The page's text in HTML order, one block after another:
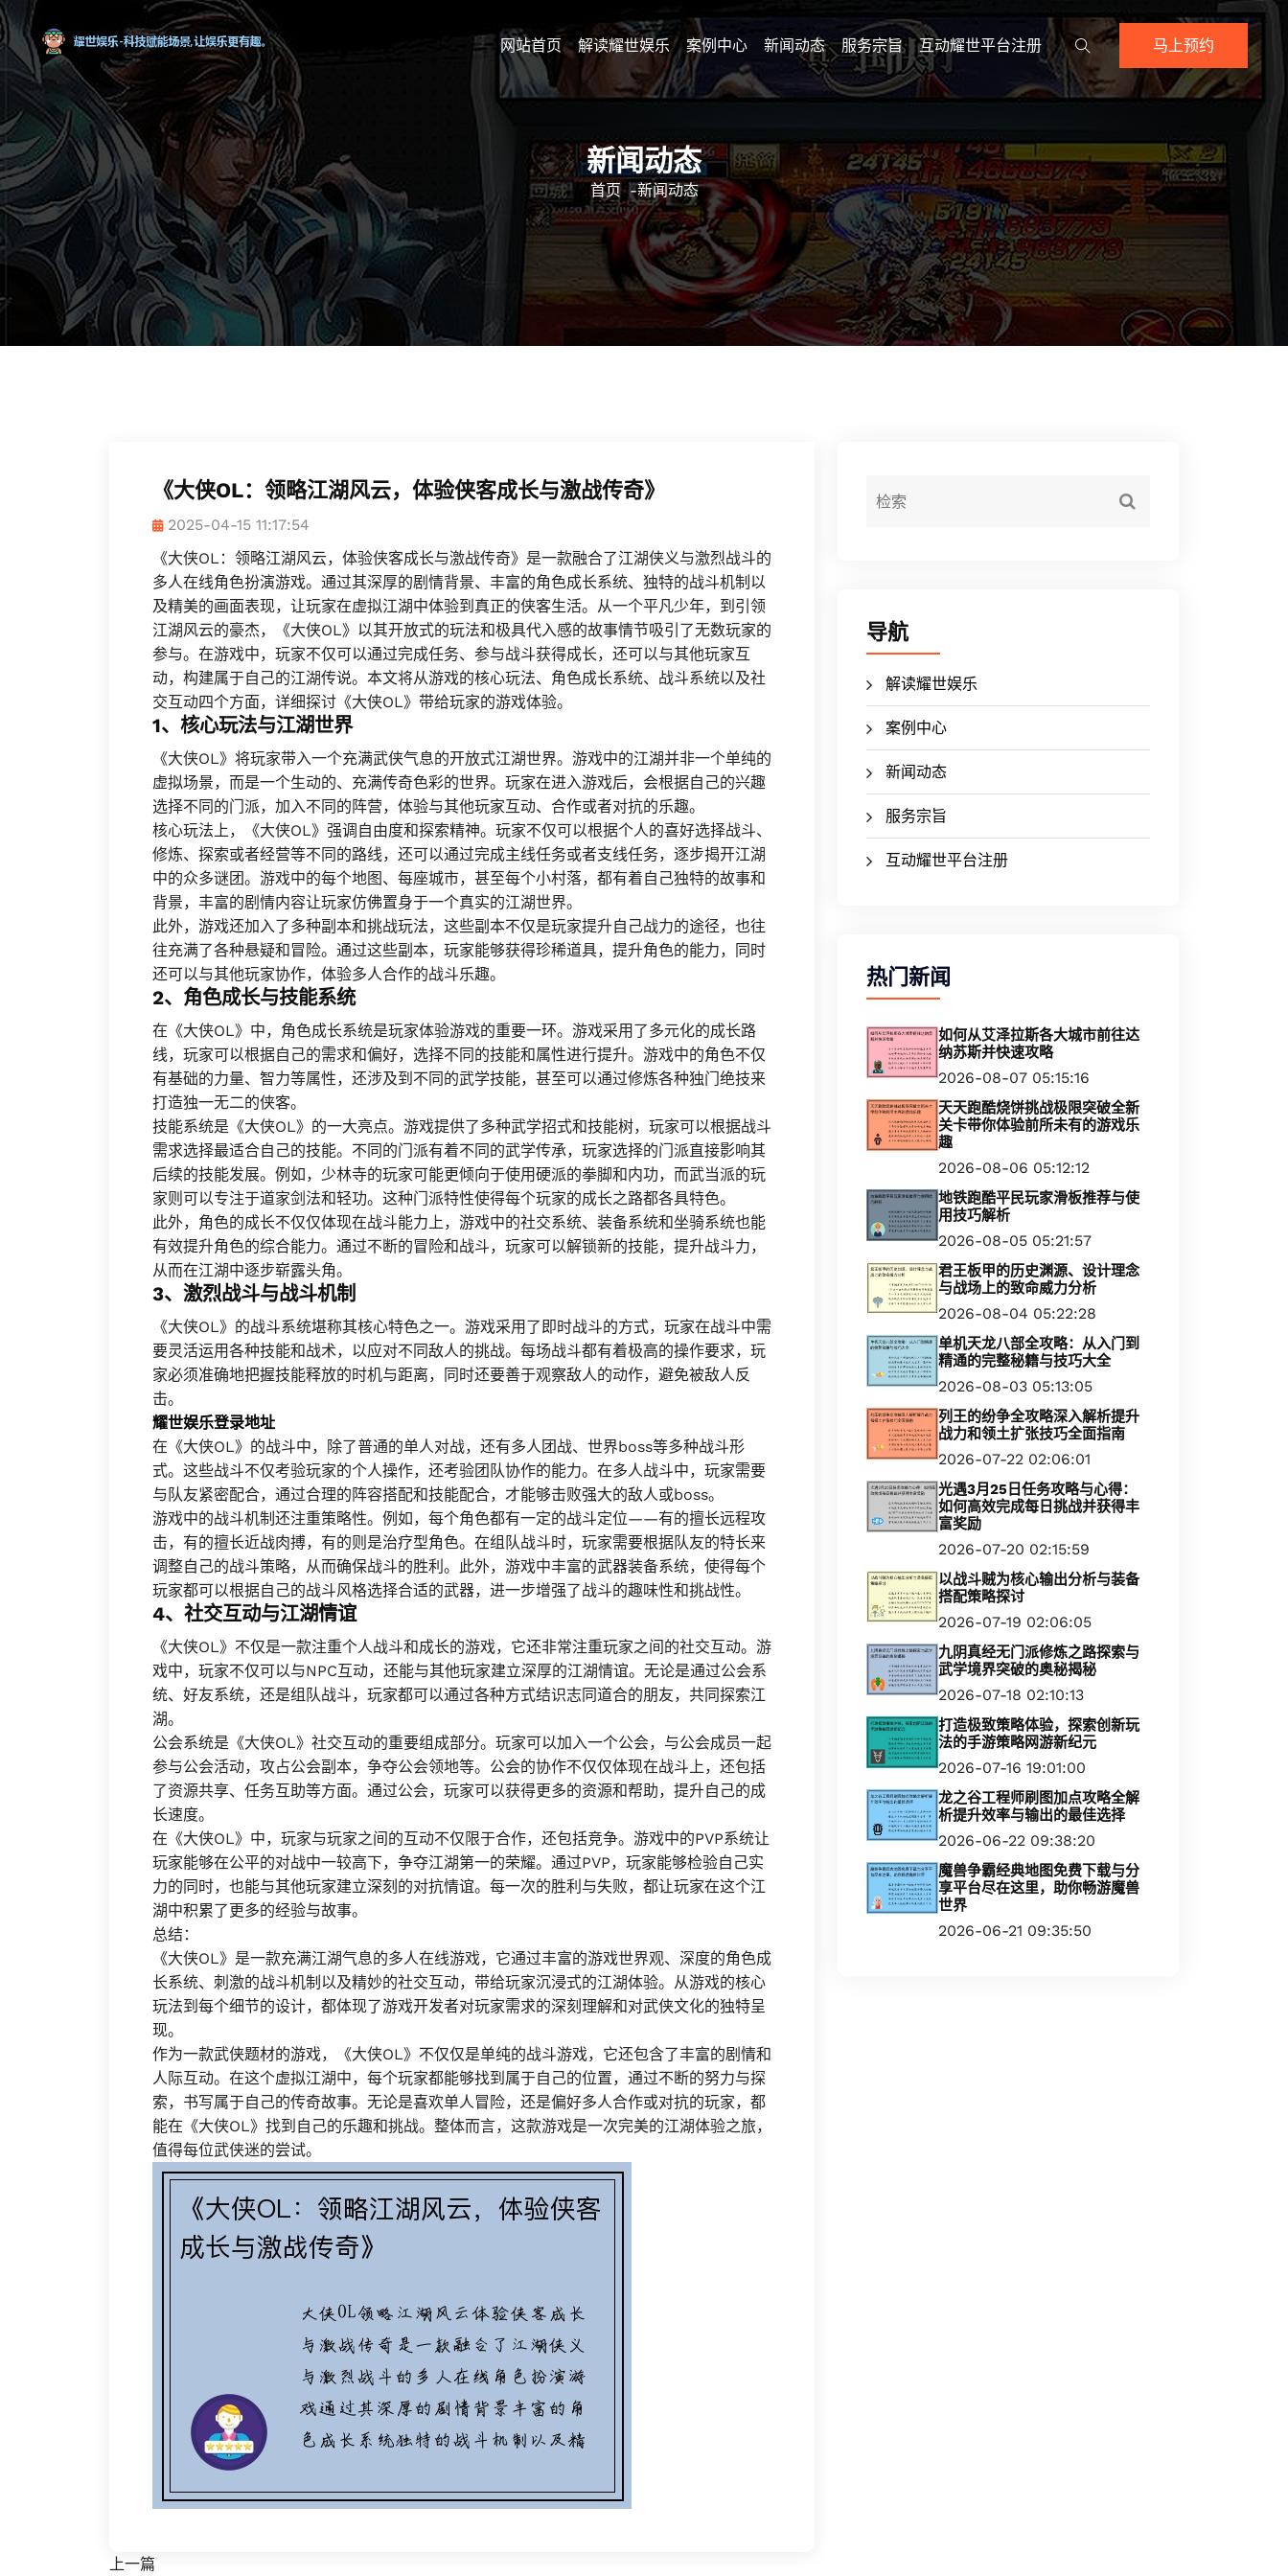
网站首页 解读耀世娱乐 案例中心 新闻动态 服务宗旨 互动耀世平台注册 马上预约
新闻动态
首页 -新闻动态
《大侠OL：领略江湖风云，体验侠客成长与激战传奇》
2025-04-15 11:17:54
《大侠OL：领略江湖风云，体验侠客成长与激战传奇》是一款融合了江湖侠义与激烈战斗的
多人在线角色扮演游戏。通过其深厚的剧情背景、丰富的角色成长系统、独特的战斗机制以
及精美的画面表现，让玩家在虚拟江湖中体验到真正的侠客生活。从一个平凡少年，到引领
江湖风云的豪杰，《大侠OL》以其开放式的玩法和极具代入感的故事情节吸引了无数玩家的
参与。在游戏中，玩家不仅可以通过完成任务、参与战斗获得成长，还可以与其他玩家互
动，构建属于自己的江湖传说。本文将从游戏的核心玩法、角色成长系统、战斗系统以及社
交互动四个方面，详细探讨《大侠OL》带给玩家的游戏体验。
1、核心玩法与江湖世界
《大侠OL》将玩家带入一个充满武侠气息的开放式江湖世界。游戏中的江湖并非一个单纯的
虚拟场景，而是一个生动的、充满传奇色彩的世界。玩家在进入游戏后，会根据自己的兴趣
选择不同的门派，加入不同的阵营，体验与其他玩家互动、合作或者对抗的乐趣。
核心玩法上，《大侠OL》强调自由度和探索精神。玩家不仅可以根据个人的喜好选择战斗、
修炼、探索或者经营等不同的路线，还可以通过完成主线任务或者支线任务，逐步揭开江湖
中的众多谜团。游戏中的每个地图、每座城市，甚至每个小村落，都有着自己独特的故事和
背景，丰富的剧情内容让玩家仿佛置身于一个真实的江湖世界。
此外，游戏还加入了多种副本和挑战玩法，这些副本不仅是玩家提升自己战力的途径，也往
往充满了各种悬疑和冒险。通过这些副本，玩家能够获得珍稀道具，提升角色的能力，同时
还可以与其他玩家协作，体验多人合作的战斗乐趣。
2、角色成长与技能系统
在《大侠OL》中，角色成长系统是玩家体验游戏的重要一环。游戏采用了多元化的成长路
线，玩家可以根据自己的需求和偏好，选择不同的技能和属性进行提升。游戏中的角色不仅
有基础的力量、智力等属性，还涉及到不同的武学技能，甚至可以通过修炼各种独门绝技来
打造独一无二的侠客。
技能系统是《大侠OL》的一大亮点。游戏提供了多种武学招式和技能树，玩家可以根据战斗
需求选择最适合自己的技能。不同的门派有着不同的武学传承，玩家选择的门派直接影响其
后续的技能发展。例如，少林寺的玩家可能更倾向于使用硬派的拳脚和内功，而武当派的玩
家则可以专注于道家剑法和轻功。这种门派特性使得每个玩家的成长之路都各具特色。
此外，角色的成长不仅仅体现在战斗能力上，游戏中的社交系统、装备系统和坐骑系统也能
有效提升角色的综合能力。通过不断的冒险和战斗，玩家可以解锁新的技能，提升战斗力，
从而在江湖中逐步崭露头角。
3、激烈战斗与战斗机制
《大侠OL》的战斗系统堪称其核心特色之一。游戏采用了即时战斗的方式，玩家在战斗中需
要灵活运用各种技能和战术，以应对不同敌人的挑战。每场战斗都有着极高的操作要求，玩
家必须准确地把握技能释放的时机与距离，同时还要善于观察敌人的动作，避免被敌人反
击。
耀世娱乐登录地址
在《大侠OL》的战斗中，除了普通的单人对战，还有多人团战、世界boss等多种战斗形
式。这些战斗不仅考验玩家的个人操作，还考验团队协作的能力。在多人战斗中，玩家需要
与队友紧密配合，通过合理的阵容搭配和技能配合，才能够击败强大的敌人或boss。
游戏中的战斗机制还注重策略性。例如，每个角色都有一定的战斗定位——有的擅长远程攻
击，有的擅长近战肉搏，有的则是治疗型角色。在组队战斗时，玩家需要根据队友的特长来
调整自己的战斗策略，从而确保战斗的胜利。此外，游戏中丰富的武器装备系统，使得每个
玩家都可以根据自己的战斗风格选择合适的武器，进一步增强了战斗的趣味性和挑战性。
4、社交互动与江湖情谊
《大侠OL》不仅是一款注重个人战斗和成长的游戏，它还非常注重玩家之间的社交互动。游
戏中，玩家不仅可以与NPC互动，还能与其他玩家建立深厚的江湖情谊。无论是通过公会系
统、好友系统，还是组队战斗，玩家都可以通过各种方式结识志同道合的朋友，共同探索江
湖。
公会系统是《大侠OL》社交互动的重要组成部分。玩家可以加入一个公会，与公会成员一起
参与公会活动，攻占公会副本，争夺公会领地等。公会的协作不仅仅体现在战斗上，还包括
了资源共享、任务互助等方面。通过公会，玩家可以获得更多的资源和帮助，提升自己的成
长速度。
在《大侠OL》中，玩家与玩家之间的互动不仅限于合作，还包括竞争。游戏中的PVP系统让
玩家能够在公平的对战中一较高下，争夺江湖第一的荣耀。通过PVP，玩家能够检验自己实
力的同时，也能与其他玩家建立深刻的对抗情谊。每一次的胜利与失败，都让玩家在这个江
湖中积累了更多的经验与故事。
总结：
《大侠OL》是一款充满江湖气息的多人在线游戏，它通过丰富的游戏世界观、深度的角色成
长系统、刺激的战斗机制以及精妙的社交互动，带给玩家沉浸式的江湖体验。从游戏的核心
玩法到每个细节的设计，都体现了游戏开发者对玩家需求的深刻理解和对武侠文化的独特呈
现。
作为一款武侠题材的游戏，《大侠OL》不仅仅是单纯的战斗游戏，它还包含了丰富的剧情和
人际互动。在这个虚拟江湖中，每个玩家都能够找到属于自己的位置，通过不断的努力与探
索，书写属于自己的传奇故事。无论是喜欢单人冒险，还是偏好多人合作或对抗的玩家，都
能在《大侠OL》找到自己的乐趣和挑战。整体而言，这款游戏是一次完美的江湖体验之旅，
值得每位武侠迷的尝试。
上一篇
导航
解读耀世娱乐
案例中心
新闻动态
服务宗旨
互动耀世平台注册
热门新闻
如何从艾泽拉斯各大城市前往达
纳苏斯并快速攻略
2026-08-07 05:15:16
天天跑酷烧饼挑战极限突破全新
关卡带你体验前所未有的游戏乐
趣
2026-08-06 05:12:12
地铁跑酷平民玩家滑板推荐与使
用技巧解析
2026-08-05 05:21:57
君王板甲的历史渊源、设计理念
与战场上的致命威力分析
2026-08-04 05:22:28
单机天龙八部全攻略：从入门到
精通的完整秘籍与技巧大全
2026-08-03 05:13:05
列王的纷争全攻略深入解析提升
战力和领土扩张技巧全面指南
2026-07-22 02:06:01
光遇3月25日任务攻略与心得：
如何高效完成每日挑战并获得丰
富奖励
2026-07-20 02:15:59
以战斗贼为核心输出分析与装备
搭配策略探讨
2026-07-19 02:06:05
九阴真经无门派修炼之路探索与
武学境界突破的奥秘揭秘
2026-07-18 02:10:13
打造极致策略体验，探索创新玩
法的手游策略网游新纪元
2026-07-16 19:01:00
龙之谷工程师刷图加点攻略全解
析提升效率与输出的最佳选择
2026-06-22 09:38:20
魔兽争霸经典地图免费下载与分
享平台尽在这里，助你畅游魔兽
世界
2026-06-21 09:35:50